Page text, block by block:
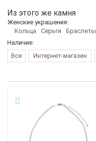
Из этого же камня
Женские украшения:
Кольца
Серьги Браслеты
Наличие:
Все
Интернет-магазин